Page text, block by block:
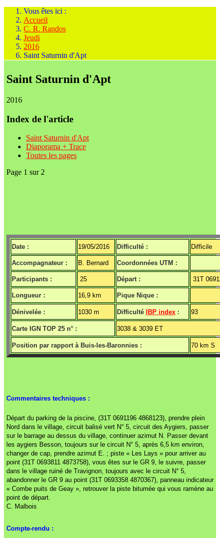
Vous êtes ici :
Accueil
C. R. Randos
Jeudi
2016
Saint Saturnin d'Apt
Saint Saturnin d'Apt
2016
Index de l'article
Saint Saturnin d'Apt
Diaporama + Trace
Toutes les pages
Page 1 sur 2
Date : 19/05/2016 Difficulté : Difficile
Accompagnateur : B. Bernard Coordonnées UTM :
Participants : 25 Départ : 31T
Longueur : 16,9 km Pique Nique :
Dénivelée : 1030 m Difficulté IBP index : 93
Carte IGN TOP 25 n° : 3038 & 3039 ET
Position par rapport à Buis-les-Baronnies : 70 km S
Commentaires techniques :
Départ du parking de la piscine, (31T 0691196 4868123), prendre plein
Nord dans le village, circuit balisé vert N° 5, circuit des Aygiers, passer
sur le barrage au dessus du village, continuer azimut N. Passer devant
les aygiers Besson, toujours sur le circuit N° 5, après 6,5 km environ,
changer de cap, prendre azimut E. ; piste « Les Lays » pour arriver au
point (31T 0693811 4873758), vous êtes sur le GR 9, le suivre, passer
dans le village ruiné de Travignon, toujours avec le circuit N° 5,
abandonner le GR 9 au point (31T 0693358 4870367), panneau indicateur
« Combe puits de Geay », retrouver la piste bitumée qui vous ramène au
point de départ.
C. Malbois
Compte-rendu :